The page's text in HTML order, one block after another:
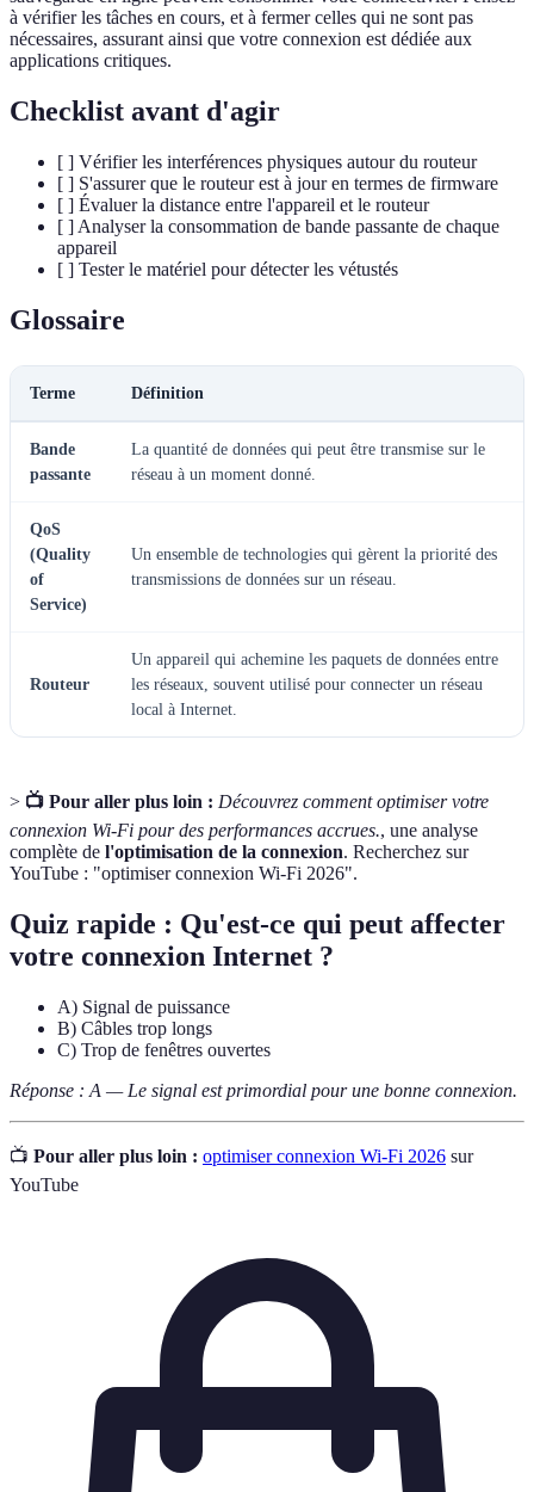
à vérifier les tâches en cours, et à fermer celles qui ne sont pas
nécessaires, assurant ainsi que votre connexion est dédiée aux
applications critiques.
Checklist avant d'agir
[ ] Vérifier les interférences physiques autour du routeur
[ ] S'assurer que le routeur est à jour en termes de firmware
[ ] Évaluer la distance entre l'appareil et le routeur
[ ] Analyser la consommation de bande passante de chaque
appareil
[ ] Tester le matériel pour détecter les vétustés
Glossaire
Terme Définition
Bande
passante
La quantité de données qui peut être transmise sur le
réseau à un moment donné.
QoS
(Quality
of
Service)
Un ensemble de technologies qui gèrent la priorité des
transmissions de données sur un réseau.
Routeur
Un appareil qui achemine les paquets de données entre
les réseaux, souvent utilisé pour connecter un réseau
local à Internet.
> 📺 Pour aller plus loin : Découvrez comment optimiser votre
connexion Wi-Fi pour des performances accrues., une analyse
complète de l'optimisation de la connexion. Recherchez sur
YouTube : "optimiser connexion Wi-Fi 2026".
Quiz rapide : Qu'est-ce qui peut affecter
votre connexion Internet ?
A) Signal de puissance
B) Câbles trop longs
C) Trop de fenêtres ouvertes
Réponse : A — Le signal est primordial pour une bonne connexion.
📺 Pour aller plus loin : optimiser connexion Wi-Fi 2026 sur
YouTube